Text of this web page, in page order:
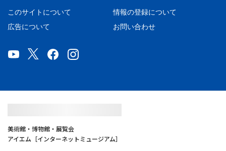
このサイトについて
情報の登録について
広告について
お問い合わせ
美術館・博物館・展覧会
アイエム［インターネットミュージアム］